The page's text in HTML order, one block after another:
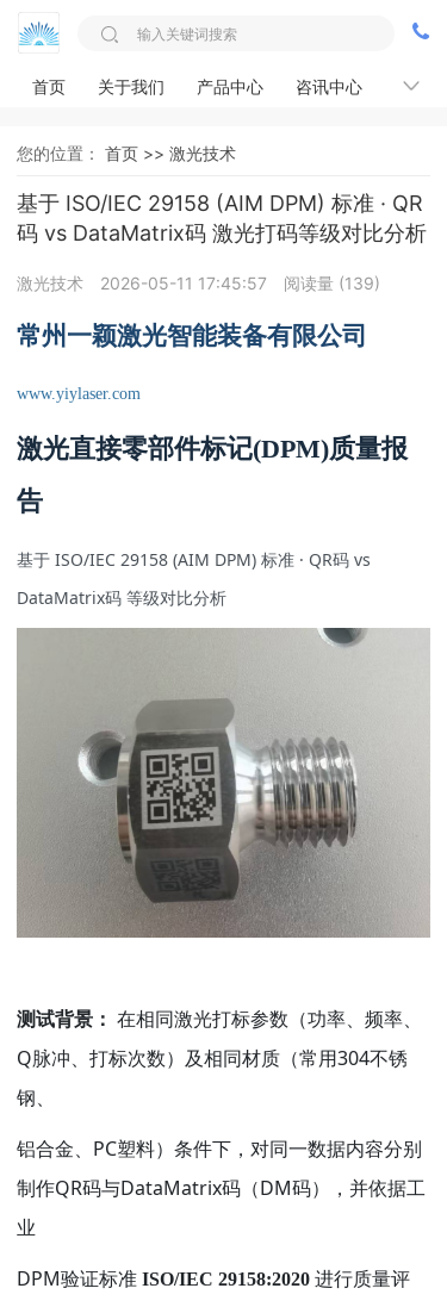
首页 关于我们 产品中心 咨讯中心 案例展
您的位置： 首页 >> 激光技术
基于 ISO/IEC 29158 (AIM DPM) 标准 · QR
码 vs DataMatrix码 激光打码等级对比分析
激光技术 2026-05-11 17:45:57 阅读量 (139)
常州一颖激光智能装备有限公司
www.yiylaser.com
激光直接零部件标记(DPM)质量报
告
基于 ISO/IEC 29158 (AIM DPM) 标准 · QR码 vs
DataMatrix码 等级对比分析
测试背景： 在相同激光打标参数（功率、频率、
Q脉冲、打标次数）及相同材质（常用304不锈
钢、
铝合金、 PC塑料）条件下，对同一数据内容分别
制作QR码与DataMatrix码（DM码），并依据工
业
DPM验证标准 ISO/IEC 29158:2020 进行质量评